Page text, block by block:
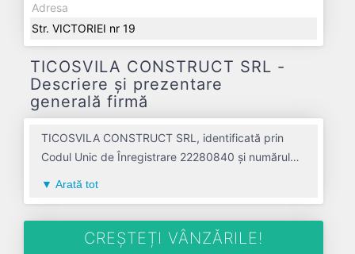
Adresa
Str. VICTORIEI nr 19
TICOSVILA CONSTRUCT SRL -
Descriere și prezentare
generală firmă
TICOSVILA CONSTRUCT SRL, identificată prin
Codul Unic de Înregistrare 22280840 și numărul
nerezidentiale avand codul 4120. Cu sediul social
Arată tot
CREȘTEȚI VÂNZĂRILE!